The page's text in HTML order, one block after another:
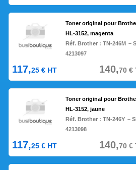
Toner original pour
HL-3152, magenta
Réf. Brother :TN-246M –
4213097
117,25 € HT 140,70€
Toner original pour
HL-3152, jaune
Réf. Brother :TN-246Y –
4213098
117,25 € HT 140,70€